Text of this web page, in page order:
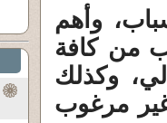
وأهم
من كافة
وكذلك
مرغوب